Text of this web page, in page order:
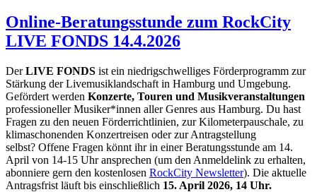
Online-Beratungsstunde zum RockCity
LIVE FONDS 14.4.2026
DerLIVE FONDS ist ein niedrigschwelliges Förderprogramm zur
Stärkung der Livemusiklandschaft in Hamburg und Umgebung.
Gefördert werden Konzerte, Touren und Musikveranstaltungen
professioneller Musiker*innen aller Genres aus Hamburg. Du hast
Fragen zu den neuen Förderrichtlinien, zur Kilometerpauschale, zu
klimaschonenden Konzertreisen oder zur Antragstellung
selbst? Offene Fragen könnt ihr in einer Beratungsstunde am 14.
April von 14-15 Uhr ansprechen (um den Anmeldelink zu erhalten,
abonniere gern den kostenlosen RockCity Newsletter). Die aktuelle
Antragsfrist läuft bis einschließlich 15. April 2026, 14 Uhr.